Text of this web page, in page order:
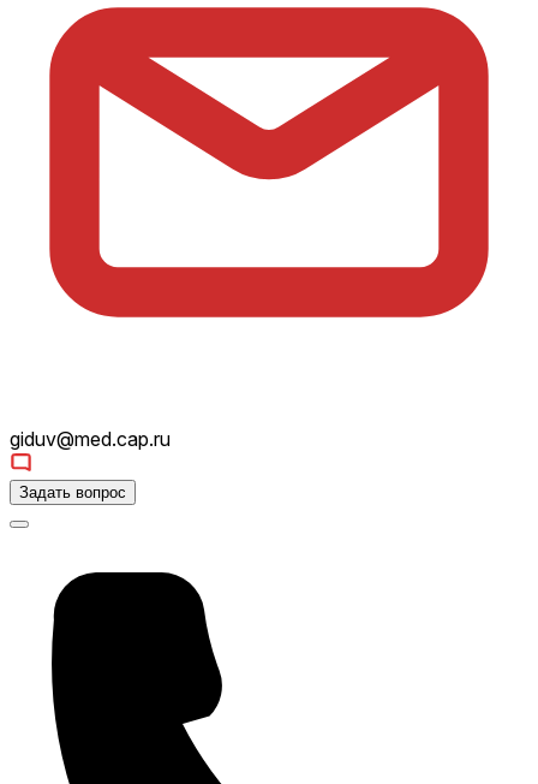
giduv@med.cap.ru
Задать вопрос